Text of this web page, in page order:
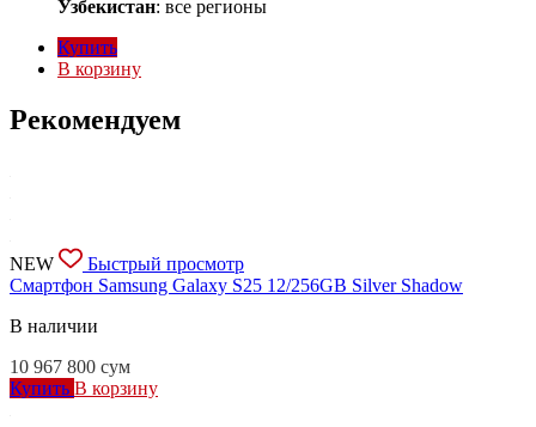
Узбекистан: все регионы
Купить
В корзину
Рекомендуем
NEW
Быстрый просмотр
Смартфон Samsung Galaxy S25 12/256GB Silver Shadow
В наличии
10 967 800 сум
Купить В корзину